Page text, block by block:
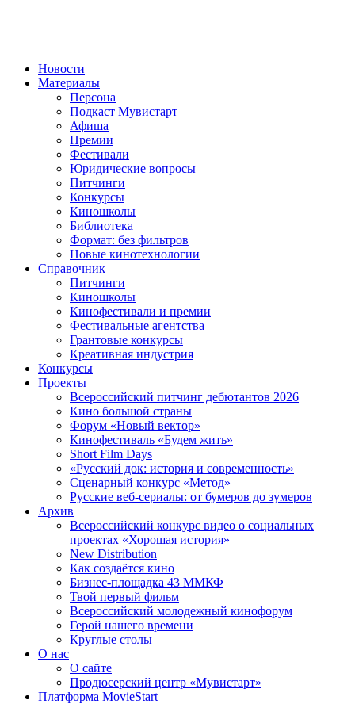
Новости
Материалы
Персона
Подкаст Мувистарт
Афиша
Премии
Фестивали
Юридические вопросы
Питчинги
Конкурсы
Киношколы
Библиотека
Формат: без фильтров
Новые кинотехнологии
Справочник
Питчинги
Киношколы
Кинофестивали и премии
Фестивальные агентства
Грантовые конкурсы
Креативная индустрия
Конкурсы
Проекты
Всероссийский питчинг дебютантов 2026
Кино большой страны
Форум «Новый вектор»
Кинофестиваль «Будем жить»
Short Film Days
«Русский док: история и современность»
Сценарный конкурс «Метод»
Русские веб-сериалы: от бумеров до зумеров
Архив
Всероссийский конкурс видео о социальных
проектах «Хорошая история»
New Distribution
Как создаётся кино
Бизнес-площадка 43 ММКФ
Твой первый фильм
Всероссийский молодежный кинофорум
Герой нашего времени
Круглые столы
О нас
О сайте
Продюсерский центр «Мувистарт»
Платформа MovieStart